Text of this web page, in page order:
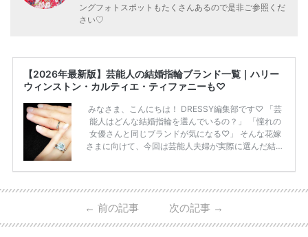
ングフォトスポットもたくさんあるので是非ご参照くだ
さい♡
【2026年最新版】芸能人の結婚指輪ブランド一覧｜ハリー
ウィンストン・カルティエ・ティファニーも♡
みなさま、こんにちは！ DRESSY編集部です♡ 「芸
能人はどんな結婚指輪を選んでいるの？」 「憧れの
女優さんと同じブランドが気になる♡」 そんな花嫁
さまに向けて、今回は芸能人夫婦が実際に選んだ結婚
ーウィンストンやカルティエ、ティファニーなど世界
日本で人気のブランドまで幅広くご紹介。 さらに、
・愛用している芸能人夫婦 ・リングの特徴や魅力 ・
← 前の記事 次の記事 →